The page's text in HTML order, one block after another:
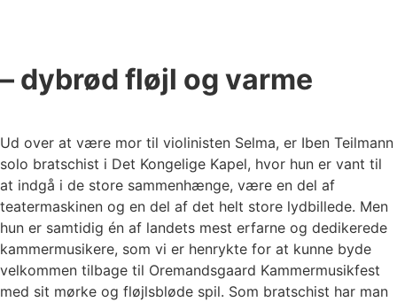
– dybrød fløjl og varme
Ud over at være mor til violinisten Selma, er Iben Teilmann
solo bratschist i Det Kongelige Kapel, hvor hun er vant til
at indgå i de store sammenhænge, være en del af
teatermaskinen og en del af det helt store lydbillede. Men
hun er samtidig én af landets mest erfarne og dedikerede
kammermusikere, som vi er henrykte for at kunne byde
velkommen tilbage til Oremandsgaard Kammermusikfest
med sit mørke og fløjlsbløde spil. Som bratschist har man